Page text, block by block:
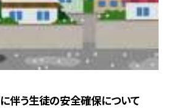
伴う生徒の安全確保について